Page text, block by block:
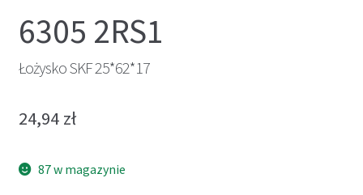
6305 2RS1
Łożysko SKF 25*62*17
24,94 zł
87 w magazynie